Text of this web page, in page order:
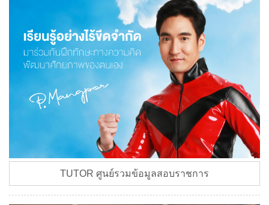
TUTOR ศูนย์รวมข้อมูลสอบราชการ